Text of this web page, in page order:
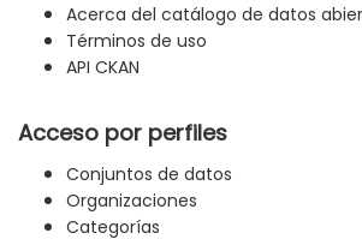
Acerca del catálogo de datos
Términos de uso
API CKAN
Acceso por perfiles
Conjuntos de datos
Organizaciones
Categorías